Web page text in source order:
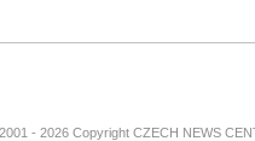
- 2026 Copyright CZECH NEWS